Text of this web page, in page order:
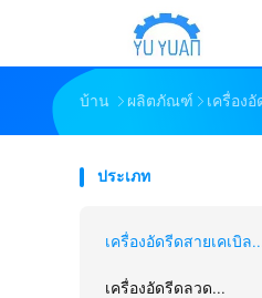
บ้าน ผลิตภัณฑ์ เครื่อง
ประเภท
เครื่องอัดรีดสายเคเบิล
เครื่องอัดรีดลวด...